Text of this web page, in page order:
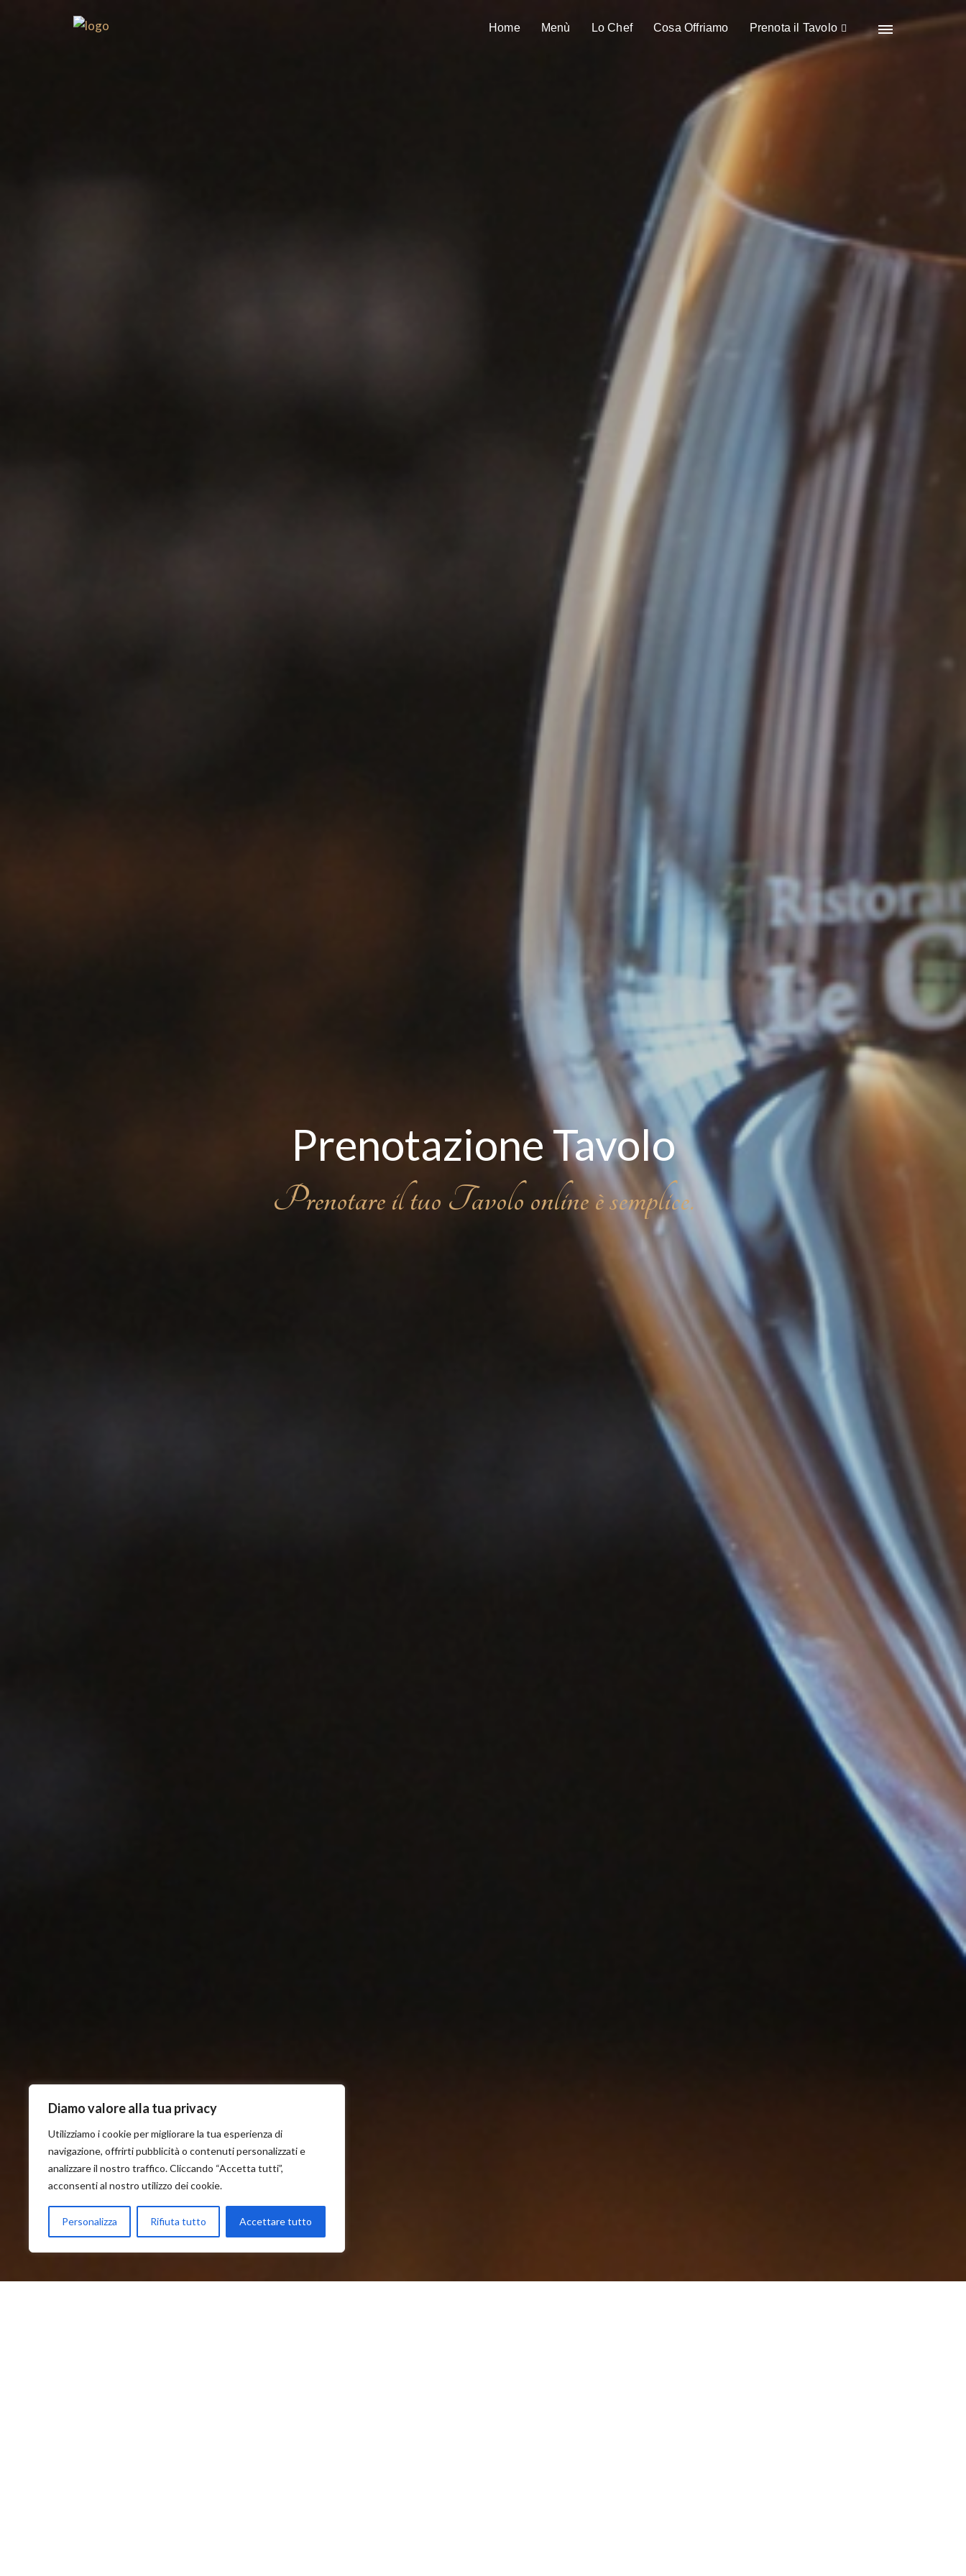
Diamo valore alla tua privacy
Utilizziamo i cookie per migliorare la tua esperienza di
navigazione, offrirti pubblicità o contenuti personalizzati e
analizzare il nostro traffico. Cliccando “Accetta tutti”,
acconsenti al nostro utilizzo dei cookie.
Personalizza Rifiuta tutto Accettare tutto
Home Menù Lo Chef Cosa Offriamo Prenota il Tavolo
Prenotazione Tavolo
Prenotare il tuo Tavolo online è semplice.